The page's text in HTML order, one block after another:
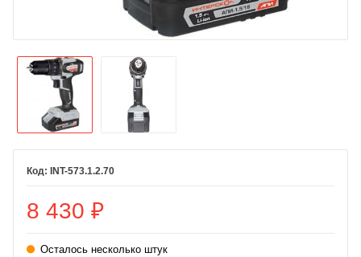
INT-573.1.2.70
8 430 ₽
Осталось несколько штук